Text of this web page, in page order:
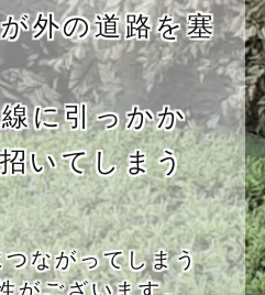
外の道路を塞
に引っかか
いてしまう
ながってしまう
がございます。